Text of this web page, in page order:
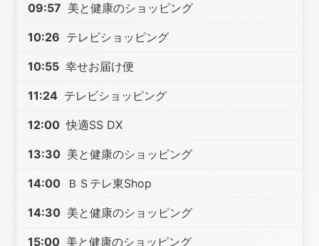
09:57 美と健康のショッピング
10:26 テレビショッピング
10:55 幸せお届け便
11:24 テレビショッピング
12:00 快適SS DX
13:30 美と健康のショッピング
14:00 ＢＳテレ東Shop
14:30 美と健康のショッピング
15:00 美と健康のショッピング